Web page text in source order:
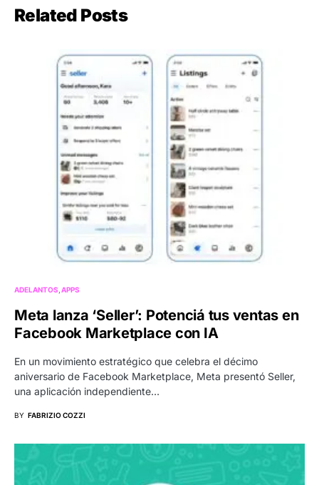
Related Posts
ADELANTOS APPS
Meta lanza ‘Seller’: Potenciá tus ventas en
Facebook Marketplace con IA
En un movimiento estratégico que celebra el décimo
aniversario de Facebook Marketplace, Meta presentó Seller,
una aplicación independiente…
BY FABRIZIO COZZI